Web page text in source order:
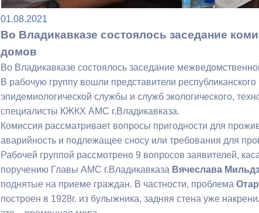
Открытые данные
Общественное
планирования
Информация о результатах
проверок
Порядок
действий
самоуправления
Муниципальный контроль Выборы 2026
01.08.2021
Во Владикавказе состоялось заседание
домов
Во Владикавказе состоялось заседание
В рабочую группу вошли представители
эпидемиологической службы и служб экологического,
специалисты КЖКХ АМС г.Владикавказа.
Комиссия рассматривает вопросы пригодности для
аварийность и подлежащее сносу или требования для
Рабочей группой рассмотрено 9 вопросов заявителей,
поручению Главы АМС г.Владикавказа Вячеслава
поднятые на приеме граждан. В частности, проблема
построен в 1928г. из булыжника, задняя стена уже